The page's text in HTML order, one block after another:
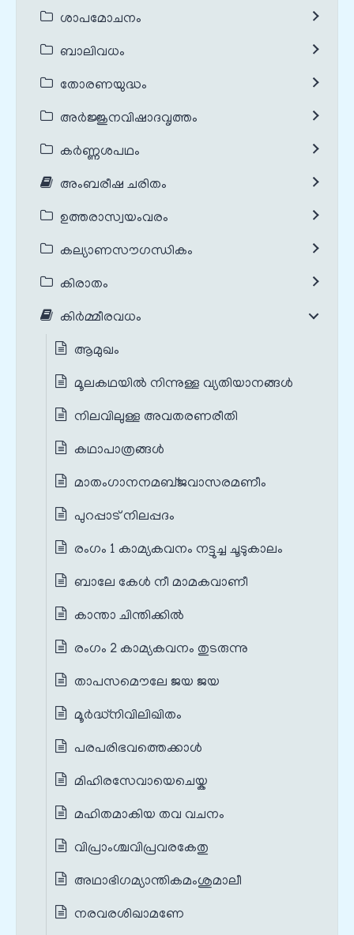
ശാപമോചനം
ബാലിവധം
തോരണയുദ്ധം
അർജ്ജുനവിഷാദവൃത്തം
കർണ്ണശപഥം
അംബരീഷ ചരിതം
ഉത്തരാസ്വയംവരം
കല്യാണസൗഗന്ധികം
കിരാതം
കിർമ്മീരവധം
ആമുഖം
മൂലകഥയില്‍ നിന്നുള്ള വ്യതിയാനങ്ങള്‍
നിലവിലുള്ള അവതരണരീതി
കഥാപാത്രങ്ങൾ
മാതംഗാനനമബ്‌ജവാസരമണീം
പുറപ്പാട് നിലപ്പദം
രംഗം 1 കാമ്യകവനം നട്ടുച്ച ചൂടുകാലം
ബാലേ കേള്‍ നീ മാമകവാണീ
കാന്താ ചിന്തിക്കില്‍
രംഗം 2 കാമ്യകവനം തുടരുന്നു
താപസമൌലേ ജയ ജയ
മൂര്‍ദ്ധ്നിവിലിഖിതം
പരപരിഭവത്തെക്കാള്‍
മിഹിരസേവായെചെയ്ക
മഹിതമാകിയ തവ വചനം
വിപ്രാംശ്ചവിപ്രവരകേതു
അഥാഭിഗമ്യാന്തികമംശുമാലീ
നരവരശിഖാമണേ